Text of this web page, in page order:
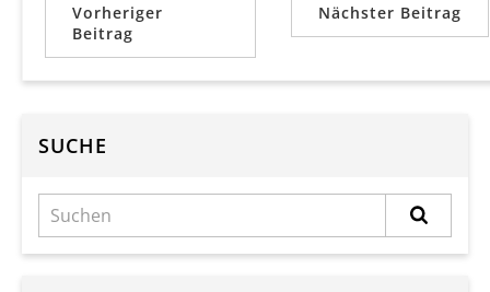
Vorheriger
Beitrag
Nächster Beitrag
SUCHE